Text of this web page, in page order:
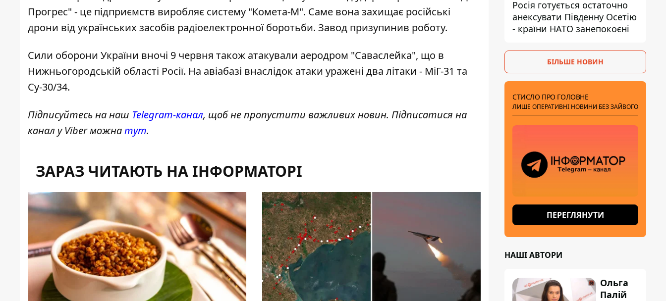
Прогрес" - це підприємств виробляє систему "Комета-М". Саме вона захищає російські
дрони від українських засобів радіоелектронної боротьби. Завод призупинив роботу.
Сили оборони України вночі 9 червня також атакували аеродром "Саваслейка", що в
Нижньогородській області Росії. На авіабазі внаслідок атаки уражені два літаки - МіГ-31 та
Су-30/34.
Підписуйтесь на наш Telegram-канал, щоб не пропустити важливих новин. Підписатися на
канал у Viber можнатут.
ЗАРАЗ ЧИТАЮТЬ НА ІНФОРМАТОРІ
Росія готується остаточно
анексувати Південну Осетію
- країни НАТО занепокоєні
БІЛЬШЕ НОВИН
СТИСЛО ПРО ГОЛОВНЕ
ЛИШЕ ОПЕРАТИВНІ НОВИНИ БЕЗ ЗАЙВОГО
ПЕРЕГЛЯНУТИ
НАШІ АВТОРИ
Ольга
Палій